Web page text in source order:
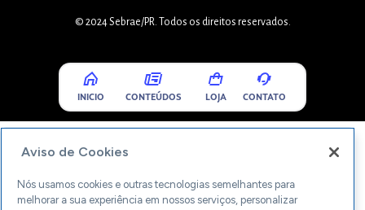
© 2024 Sebrae/PR. Todos os direitos reservados.
INICIO CONTEÚDOS LOJA CONTATO
Aviso de Cookies
Nós usamos cookies e outras tecnologias semelhantes para
melhorar a sua experiência em nossos serviços, personalizar